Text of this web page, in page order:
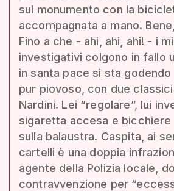
sul monumento con la
accompagnata a mano.
Fino a che - ahi, ahi, ahi! - i
investigativi colgono in fallo
in santa pace si sta godendo
pur piovoso, con due
Nardini. Lei “regolare”, lui
sigaretta accesa e bicchiere
sulla balaustra. Caspita, ai
cartelli è una doppia
agente della Polizia locale,
contravvenzione per